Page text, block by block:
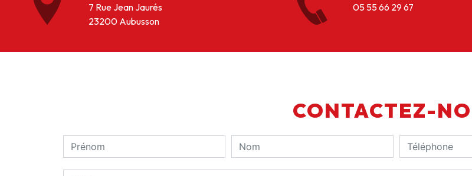
7 Rue Jean Jaurés
23200 Aubusson
05 55 66 29 67
CONTACTEZ-